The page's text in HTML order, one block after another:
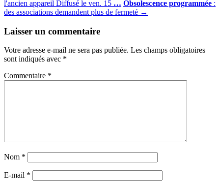
l'ancien appareil Diffusé le ven. 15 … Obsolescence programmée :
des associations demandent plus de fermeté →
Laisser un commentaire
Votre adresse e-mail ne sera pas publiée. Les champs obligatoires
sont indiqués avec *
Commentaire *
Nom *
E-mail *